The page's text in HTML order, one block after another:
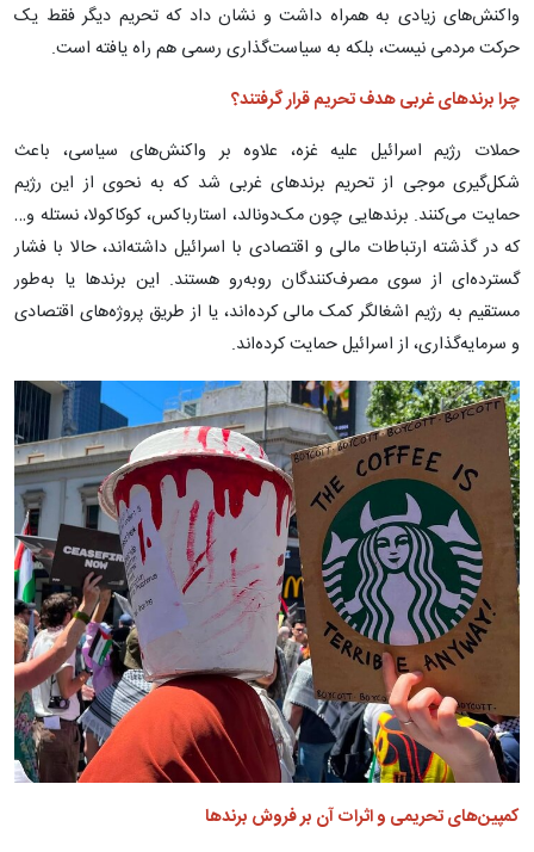
واکنش‌های زیادی به همراه داشت و نشان داد که تحریم دیگر فقط یک
حرکت مردمی نیست، بلکه به سیاست‌گذاری رسمی هم راه یافته است.
چرا برندهای غربی هدف تحریم قرار گرفتند؟
حملات رژیم اسرائیل علیه غزه، علاوه بر واکنش‌های سیاسی، باعث
شکل‌گیری موجی از تحریم برندهای غربی شد که به نحوی از این رژیم
حمایت می‌کنند. برندهایی چون مک‌دونالد، استارباکس، کوکاکولا، نستله و…
که در گذشته ارتباطات مالی و اقتصادی با اسرائیل داشته‌اند، حالا با فشار
گسترده‌ای از سوی مصرف‌کنندگان روبه‌رو هستند. این برندها یا به‌طور
مستقیم به رژیم اشغالگر کمک مالی کرده‌اند، یا از طریق پروژه‌های اقتصادی
و سرمایه‌گذاری، از اسرائیل حمایت کرده‌اند.
کمپین‌های تحریمی و اثرات آن بر فروش برندها